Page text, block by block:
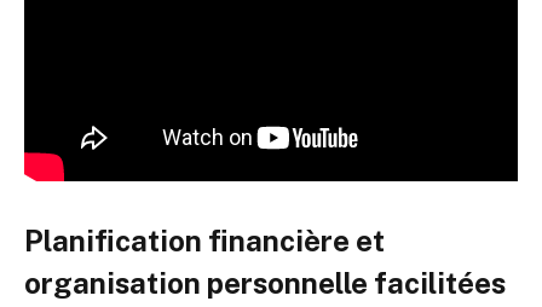
Planification financière et
organisation personnelle facilitées